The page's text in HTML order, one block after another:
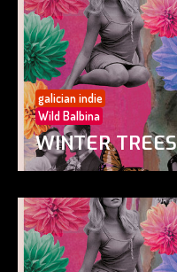
galician indie
Wild Balbina
WINTER TREES